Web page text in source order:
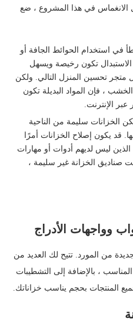
الانغماس في هذا المشروع ، ضع
في استخدام الحوائط الجافة أو
الاستبدال تكون رخيصة ويسهل
متجر تحسين المنزل التالي. ولكن
، فإن المواد البديلة تكون
الإنترنت.
الخزانات سليمة من الناحية
قد يكون إصلاح الخزانات أمرًا
الذين ليس لديهم أدوات أو مهارات
صناديق الخزانة غير سليمة ،
وواجهات الأدراج
من المورد. تتيح لك العديد من
، بالإضافة إلى التشطيبات
المنتجات بحجم يناسب خزاناتك.